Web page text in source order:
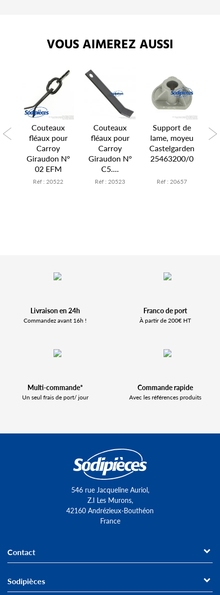
VOUS AIMEREZ AUSSI
Couteaux
fléaux pour
Carroy
Giraudon N°
02 EFM
Réf : 20522
Couteaux
fléaux pour
Carroy
Giraudon N°
C5....
Réf : 20523
Support de
lame, moyeu
Castelgarden
25463200/0
Réf : 20657
Livraison en 24h
Commandez avant 16h !
Franco de port
À partir de 200€ HT
Multi-commande*
Un seul frais de port/ jour
Commande rapide
Avec les références produits
546 rue Jacqueline Auriol,
Z.I Les Murons,
42160 Andrézieux-Bouthéon
France
Contact
Sodipièces